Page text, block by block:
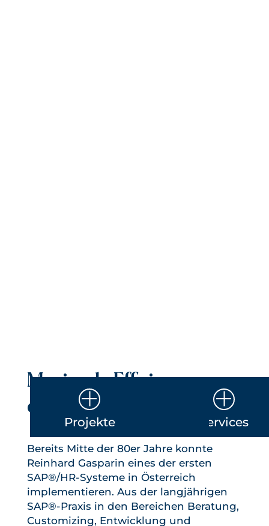
Projekte Services
Maximale Effizienz,
einfaches Handling
Bereits Mitte der 80er Jahre konnte
Reinhard Gasparin eines der ersten
SAP®/HR-Systeme in Österreich
implementieren. Aus der langjährigen
SAP®-Praxis in den Bereichen Beratung,
Customizing, Entwicklung und